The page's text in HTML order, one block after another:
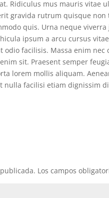
Ridiculus mus mauris vitae
gravida rutrum quisque non
quis. Urna neque
ipsum a arcu cursus
odio facilisis. Massa enim
sit. Praesent semper
lorem mollis aliquam.
nulla facilisi etiam dignissim
Los campos